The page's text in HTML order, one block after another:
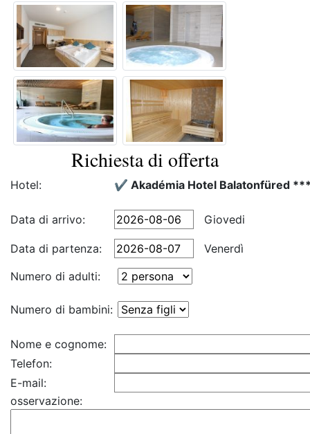
Richiesta di offerta
Hotel: ✔️ Akadémia Hotel Balatonfüred
Data di arrivo: Giovedi
Data di partenza:
Venerdì
Numero di adulti:
Numero di bambini:
Nome e cognome:
Telefon:
E-mail:
osservazione: